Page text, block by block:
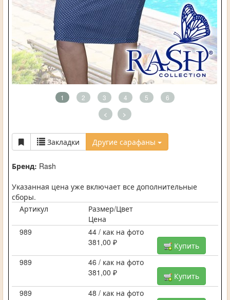
1 2 3 4 5 6
< >
Закладки Другие сарафаны
Бренд: Rash
Указанная цена уже включает все дополнительные
сборы.
Артикул
Размер/Цвет
Цена
989
44 / как на фото
381,00 ₽
Купить
989
46 / как на фото
381,00 ₽
Купить
989
48 / как на фото